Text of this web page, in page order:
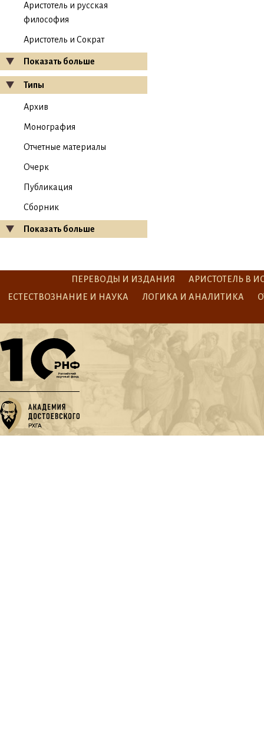
Аристотель и русская
философия
Аристотель и Сократ
Показать больше
Типы
Архив
Монография
Отчетные материалы
Очерк
Публикация
Сборник
Показать больше
ПЕРЕВОДЫ И ИЗДАНИЯ
АРИСТОТЕЛЬ В
ЕСТЕСТВОЗНАНИЕ И НАУКА
ЛОГИКА И АНАЛИТИКА